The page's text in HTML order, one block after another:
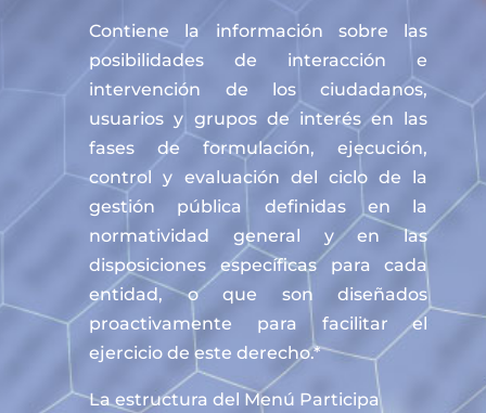
Contiene la información sobre las
posibilidades de interacción e
intervención de los ciudadanos,
usuarios y grupos de interés en las
fases de formulación, ejecución,
control y evaluación del ciclo de la
gestión pública definidas en la
normatividad general y en las
disposiciones específicas para cada
entidad, o que son diseñados
proactivamente para facilitar el
ejercicio de este derecho.*
La estructura del Menú Participa